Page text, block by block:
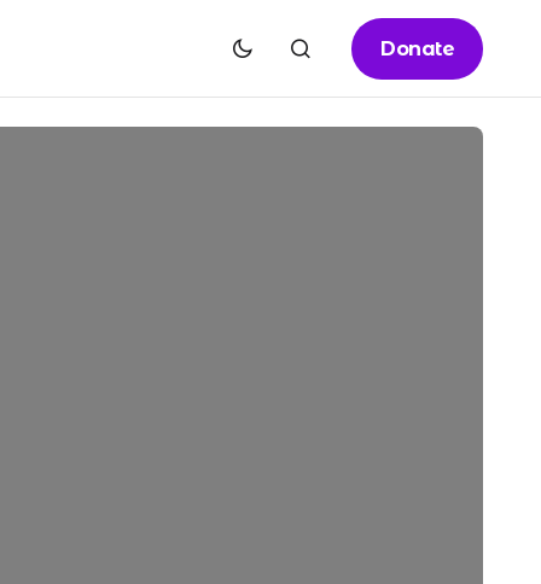
Donate